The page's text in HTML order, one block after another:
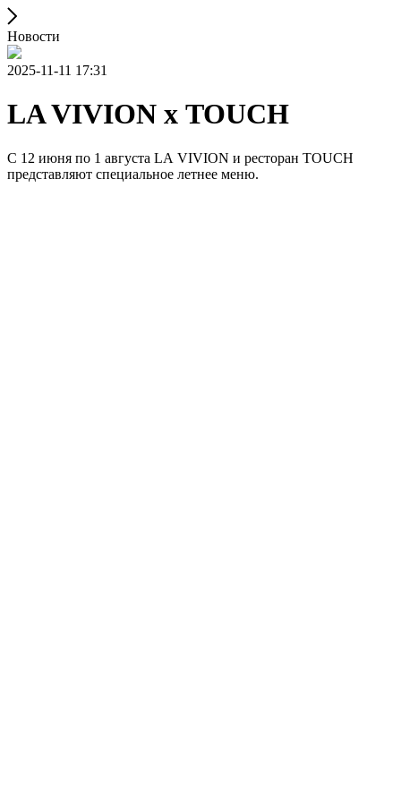
Новости
2025-11-11 17:31
LA VIVION x TOUCH
С 12 июня по 1 августа LA VIVION и ресторан TOUCH
представляют специальное летнее меню.